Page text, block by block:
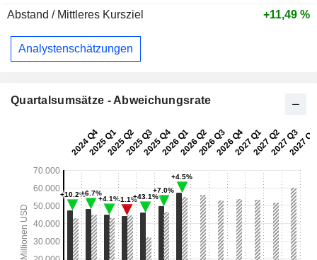
Abstand / Mittleres Kursziel
+11,49 %
Analystenschätzungen
Quartalsumsätze - Abweichungsrate